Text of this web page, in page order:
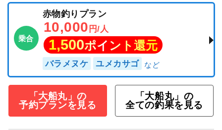
乗合
赤物釣りプラン
10,000 円/人
1,500ポイント還元
バラメヌケ ユメカサゴ
「大船丸」の
予約プランを見る
「大船丸」の
全ての釣果を見る